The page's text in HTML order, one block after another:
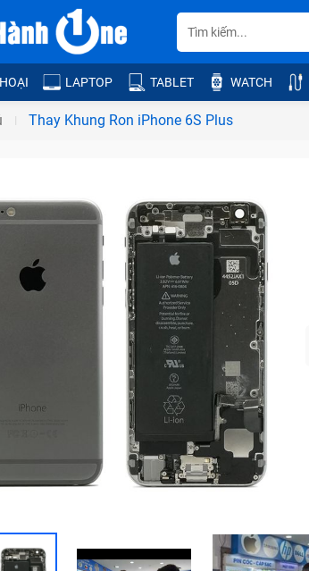
LAPTOP TABLET WATCH
Thay Khung Ron iPhone 6S Plus